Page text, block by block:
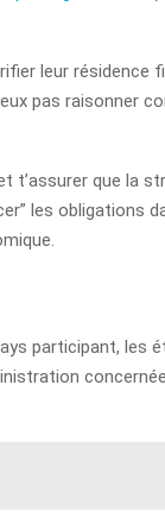
leur
pas raisonner
t’assurer que la
les obligations
participant, les